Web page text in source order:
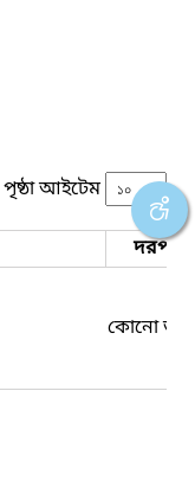
পৃষ্ঠা আইটেম
দরপত্র
কোনো তথ্য